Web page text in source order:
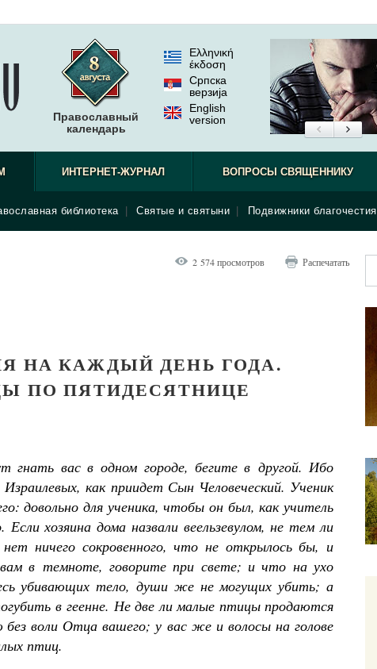
Православный
календарь
Ελληνική
έκδοση
Српска
верзиjа
English
version
библиотека Святые и святыни Подвижники благочестия
ИНТЕРНЕТ-ЖУРНАЛ ВОПРОСЫ СВЯЩЕННИКУ
2 574 просмотров Распечатать
НА КАЖДЫЙ ДЕНЬ ГОДА.
ПО ПЯТИДЕСЯТНИЦЕ
гнать вас в одном городе, бегите в другой. Ибо
как приидет Сын Человеческий. Ученик
довольно для ученика, чтобы он был, как учитель
хозяина дома назвали веельзевулом, не тем ли
ничего сокровенного, что не открылось бы, и
в темноте, говорите при свете; и что на ухо
убивающих тело, души же не могущих убить; а
в геенне. Не две ли малые птицы продаются
воли Отца вашего; у вас же и волосы на голове
птиц.